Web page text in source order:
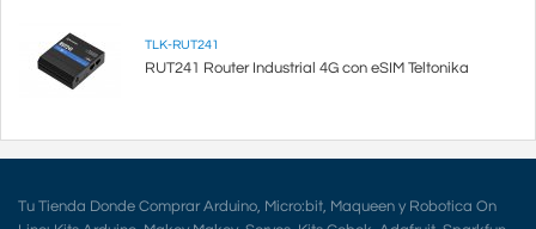
TLK-RUT241
RUT241 Router Industrial 4G con eSIM Teltonika
Tu Tienda Donde Comprar Arduino, Micro:bit, Maqueen y Robotica On